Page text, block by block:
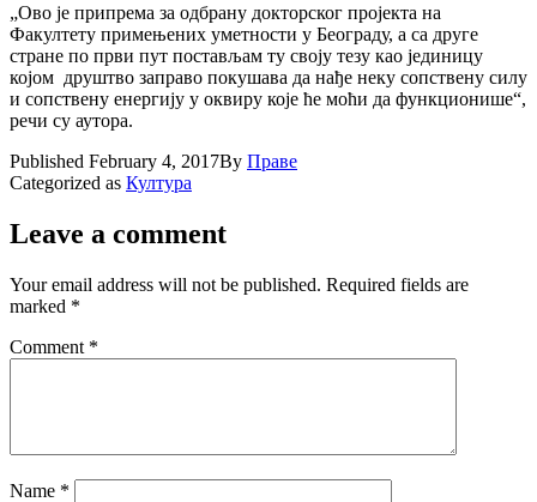
„Ово је припрема за одбрану докторског пројекта на
Факултету примењених уметности у Београду, а са друге
стране по први пут постављам ту своју тезу као јединицу
којом друштво заправо покушава да нађе неку сопствену силу
и сопствену енергију у оквиру које ће моћи да функционише“,
речи су аутора.
Published February 4, 2017By Праве
Categorized as Култура
Leave a comment
Your email address will not be published. Required fields are
marked *
Comment *
Name *